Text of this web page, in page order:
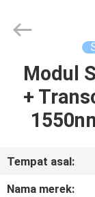
RUMAH
PRODUK
TENTANG
KAMI
Technology
Co.,Ltd..
Modul
+
Tempat asal:
Nama merek: